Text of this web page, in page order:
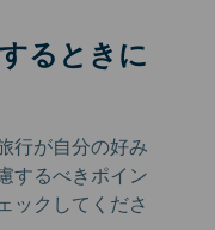
るときに
行が自分の好み
するべきポイン
ックしてくださ